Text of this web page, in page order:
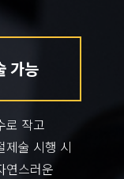
가능
로 작고
제술 시행 시
연스러운